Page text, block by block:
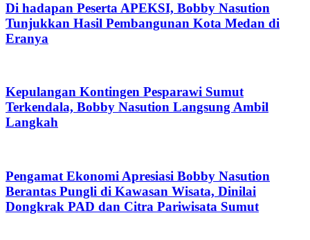
Di hadapan Peserta APEKSI, Bobby Nasution
Tunjukkan Hasil Pembangunan Kota Medan di
Eranya
Kepulangan Kontingen Pesparawi Sumut
Terkendala, Bobby Nasution Langsung Ambil
Langkah
Pengamat Ekonomi Apresiasi Bobby Nasution
Berantas Pungli di Kawasan Wisata, Dinilai
Dongkrak PAD dan Citra Pariwisata Sumut